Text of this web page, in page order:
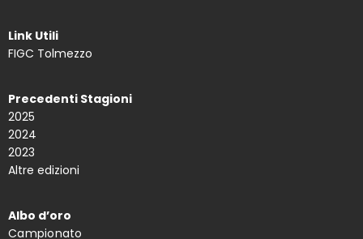
Link Utili
FIGC Tolmezzo
Precedenti Stagioni
2025
2024
2023
Altre edizioni
Albo d’oro
Campionato